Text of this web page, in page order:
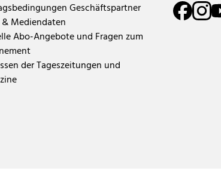
Geschäftspartner
Mediendaten
Abo-Angebote und Fragen zum
der Tageszeitungen und